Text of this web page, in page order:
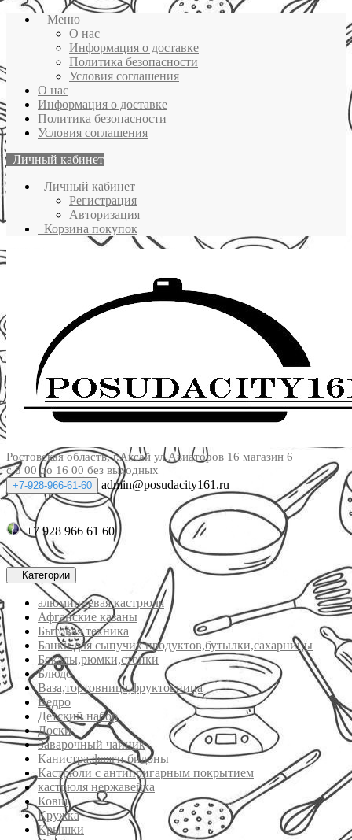
Меню
О нас
Информация о доставке
Политика безопасности
Условия соглашения
О нас
Информация о доставке
Политика безопасности
Условия соглашения
Личный кабинет
Личный кабинет
Регистрация
Авторизация
Корзина покупок
Ростовская область, г.Аксай ул.Авиаторов 16 магазин 6
с 8 00 до 16 00 без выходных
+7-928-966-61-60 admin@posudacity161.ru
+7 928 966 61 60
Категории
алюминиевая кастрюля
Афганские казаны
Бытовая техника
Банки для сыпучих продуктов,бутылки,сахарницы
Бокалы,рюмки,стопки
Блюдо
Ваза,тортовница,фруктовница
Ведро
Детский набор
Доски
Заварочный чайник
Канистра,фляги,бидоны
Кастрюли с антипригарным покрытием
кастрюля нержавейка
Ковш
Кружка
Крышки